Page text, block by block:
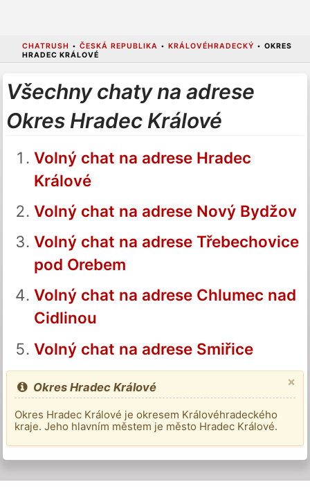
CHATRUSH • ČESKÁ REPUBLIKA • KRÁLOVÉHRADECKÝ • OKRES
HRADEC KRÁLOVÉ
Všechny chaty na adrese
Okres Hradec Králové
Volný chat na adrese Hradec
Králové
Volný chat na adrese Nový Bydžov
Volný chat na adrese Třebechovice
pod Orebem
Volný chat na adrese Chlumec nad
Cidlinou
Volný chat na adrese Smiřice
×
Okres Hradec Králové
Okres Hradec Králové je okresem Královéhradeckého
kraje. Jeho hlavním městem je město Hradec Králové.